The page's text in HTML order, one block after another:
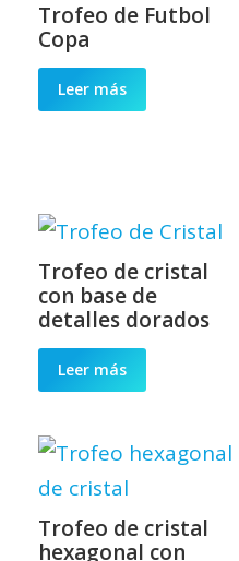
Trofeo de Futbol
Copa
Leer más
Trofeo de cristal
con base de
detalles dorados
Leer más
Trofeo de cristal
hexagonal con